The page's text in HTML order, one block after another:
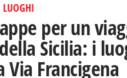
per un
Sicilia: i
Via Francigena